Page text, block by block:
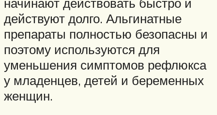
действуют долго. Альгинатные
препараты полностью безопасны и
поэтому используются для
уменьшения симптомов рефлюкса
у младенцев, детей и беременных
женщин.